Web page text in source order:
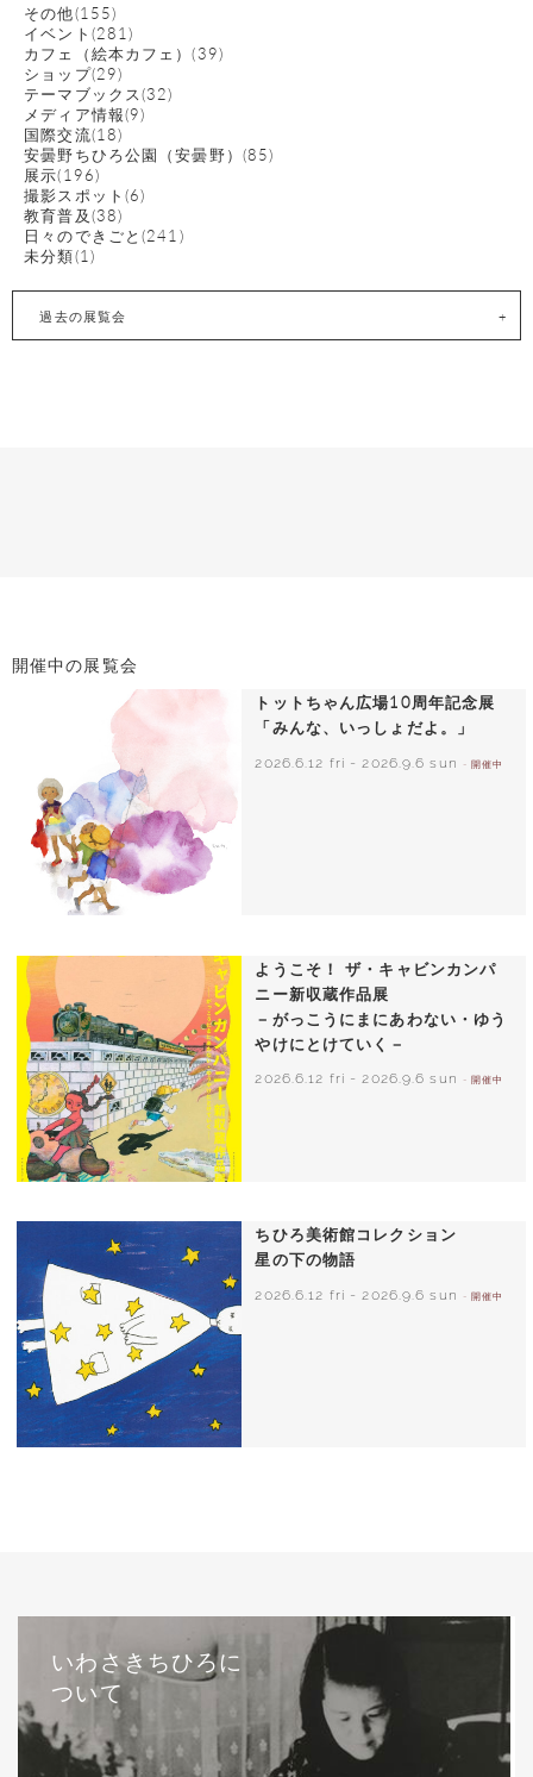
その他(155)
イベント(281)
カフェ（絵本カフェ）(39)
ショップ(29)
テーマブックス(32)
メディア情報(9)
国際交流(18)
安曇野ちひろ公園（安曇野）(85)
展示(196)
撮影スポット(6)
教育普及(38)
日々のできごと(241)
未分類(1)
過去の展覧会
開催中の展覧会
トットちゃん広場10周年記念展
「みんな、いっしょだよ。」
2026.6.12 fri - 2026.9.6 sun - 開催中
ようこそ！ ザ・キャビンカンパ
ニー新収蔵作品展
－がっこうにまにあわない・ゆう
やけにとけていく－
2026.6.12 fri -2026.9.6 sun - 開催中
ちひろ美術館コレクション
星の下の物語
2026.6.12 fri - 2026.9.6 sun - 開催中
いわさきちひろに
ついて